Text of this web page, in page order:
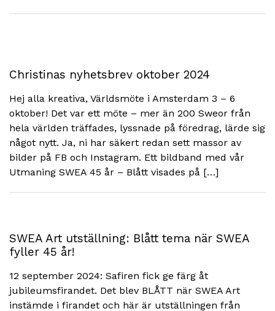
Christinas nyhetsbrev oktober 2024
Hej alla kreativa, Världsmöte i Amsterdam 3 – 6
oktober! Det var ett möte – mer än 200 Sweor från
hela världen träffades, lyssnade på föredrag, lärde sig
något nytt. Ja, ni har säkert redan sett massor av
bilder på FB och Instagram. Ett bildband med vår
Utmaning SWEA 45 år – Blått visades på […]
SWEA Art utställning: Blått tema när SWEA
fyller 45 år!
12 september 2024: Safiren fick ge färg åt
jubileumsfirandet. Det blev BLÅTT när SWEA Art
instämde i firandet och här är utställningen från